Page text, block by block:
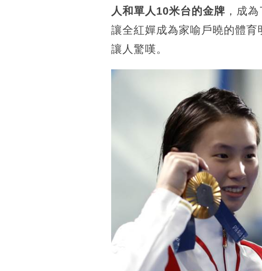
人和單人10米台的金牌 ，成
讓全紅嬋成為家喻戶曉的體
讓人驚嘆。